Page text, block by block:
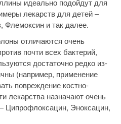
идеально подойдут для
лекарств для детей –
Флемоксин и так далее.
отличаются очень
почти всех бактерий,
достаточно редко из-
(например, применение
повреждение костно-
лекарства назначают очень
Ципрофлоксацин, Эноксацин,